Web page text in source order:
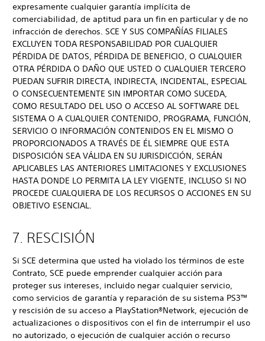
expresamente cualquier garantía implícita de
comerciabilidad, de aptitud para un fin en particular y de no
infracción de derechos. SCE Y SUS COMPAÑÍAS FILIALES
EXCLUYEN TODA RESPONSABILIDAD POR CUALQUIER
PÉRDIDA DE DATOS, PÉRDIDA DE BENEFICIO, O CUALQUIER
OTRA PÉRDIDA O DAÑO QUE USTED O CUALQUIER TERCERO
PUEDAN SUFRIR DIRECTA, INDIRECTA, INCIDENTAL, ESPECIAL
O CONSECUENTEMENTE SIN IMPORTAR COMO SUCEDA,
COMO RESULTADO DEL USO O ACCESO AL SOFTWARE DEL
SISTEMA O A CUALQUIER CONTENIDO, PROGRAMA, FUNCIÓN,
SERVICIO O INFORMACIÓN CONTENIDOS EN EL MISMO O
PROPORCIONADOS A TRAVÉS DE ÉL SIEMPRE QUE ESTA
DISPOSICIÓN SEA VÁLIDA EN SU JURISDICCIÓN, SERÁN
APLICABLES LAS ANTERIORES LIMITACIONES Y EXCLUSIONES
HASTA DONDE LO PERMITA LA LEY VIGENTE, INCLUSO SI NO
PROCEDE CUALQUIERA DE LOS RECURSOS O ACCIONES EN SU
OBJETIVO ESENCIAL.
7. RESCISIÓN
Si SCE determina que usted ha violado los términos de este
Contrato, SCE puede emprender cualquier acción para
proteger sus intereses, incluido negar cualquier servicio,
como servicios de garantía y reparación de su sistema PS3™
y rescisión de su acceso a PlayStation®Network, ejecución de
actualizaciones o dispositivos con el fin de interrumpir el uso
no autorizado, o ejecución de cualquier acción o recurso